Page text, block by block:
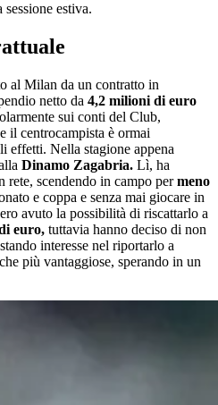
estiva.
al Milan da un contratto in
netto da 4,2 milioni di euro
sui conti del Club,
il centrocampista è ormai
effetti. Nella stagione appena
Dinamo Zagabria. Lì, ha
rete, scendendo in campo permeno
e coppa e senza mai giocare in
avuto la possibilità di riscattarlo a
euro, tuttavia hanno deciso di non
interesse nel riportarlo a
più vantaggiose, sperando in un